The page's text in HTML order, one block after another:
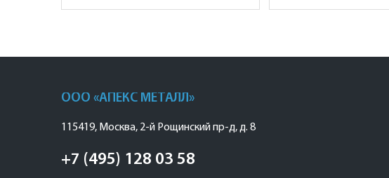
ООО «АПЕКС МЕТАЛЛ»
115419, Москва, 2-й Рощинский пр-д, д. 8
+7 (495) 128 03 58